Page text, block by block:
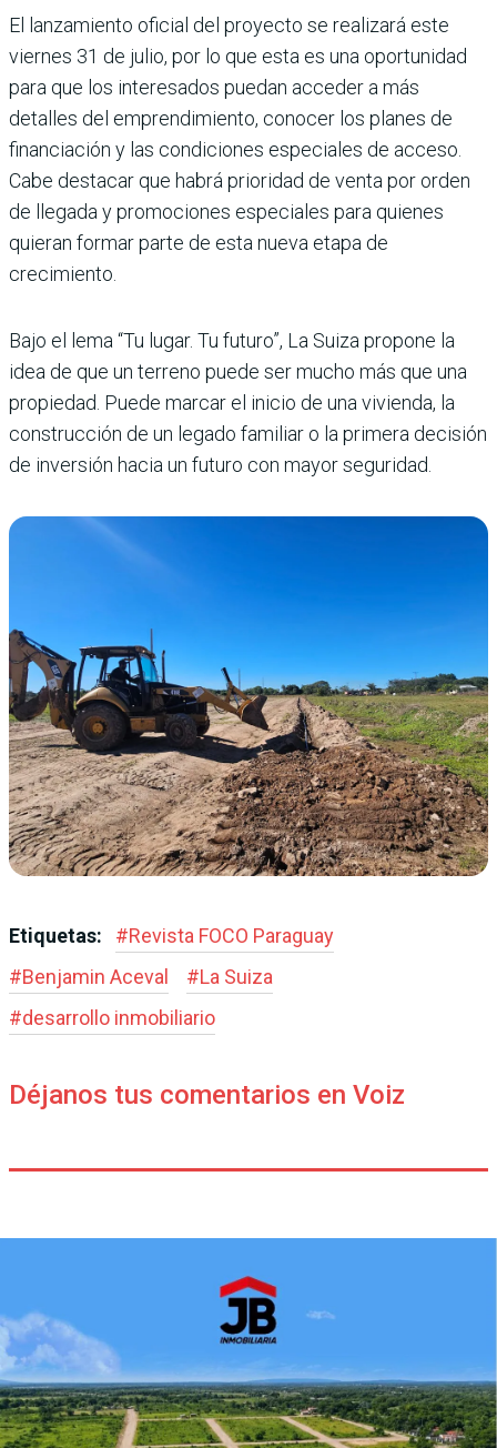
El lanzamiento oficial del proyecto se realizará este
viernes 31 de julio, por lo que esta es una oportunidad
para que los interesados puedan acceder a más
detalles del emprendimiento, conocer los planes de
financiación y las condiciones especiales de acceso.
Cabe destacar que habrá prioridad de venta por orden
de llegada y promociones especiales para quienes
quieran formar parte de esta nueva etapa de
crecimiento.
Bajo el lema “Tu lugar. Tu futuro”, La Suiza propone la
idea de que un terreno puede ser mucho más que una
propiedad. Puede marcar el inicio de una vivienda, la
construcción de un legado familiar o la primera decisión
de inversión hacia un futuro con mayor seguridad.
Etiquetas: #Revista FOCO Paraguay
#Benjamin Aceval #La Suiza
#desarrollo inmobiliario
Déjanos tus comentarios en Voiz